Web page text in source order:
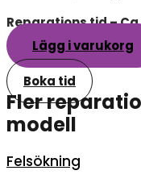
Reparations tid –
Lägg i varukorg
Boka tid
Fler
modell
Felsökning